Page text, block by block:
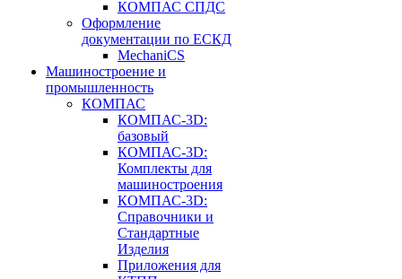
КОМПАС СПДС
Оформление
документации по ЕСКД
MechaniCS
Машиностроение и
промышленность
КОМПАС
КОМПАС-3D:
базовый
КОМПАС-3D:
Комплекты для
машиностроения
КОМПАС-3D:
Справочники и
Стандартные
Изделия
Приложения для